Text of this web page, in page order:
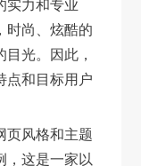
实力和专业
时尚、炫酷的
光。因此，
点和目标用户
页风格和主题
，这是一家以